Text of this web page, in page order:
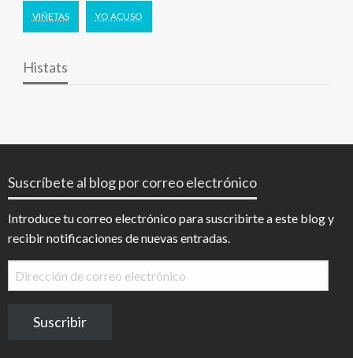
VIÑETAS YO ACUSO
Histats
Suscríbete al blog por correo electrónico
Introduce tu correo electrónico para suscribirte a este blog y
recibir notificaciones de nuevas entradas.
Dirección
de
electrónico
Suscribir